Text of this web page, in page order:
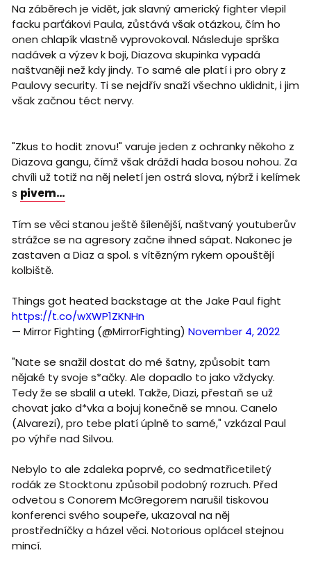
Na záběrech je vidět, jak slavný americký fighter vlepil
facku parťákovi Paula, zůstává však otázkou, čím ho
onen chlapík vlastně vyprovokoval. Následuje sprška
nadávek a výzev k boji, Diazova skupinka vypadá
naštvaněji než kdy jindy. To samé ale platí i pro obry z
Paulovy security. Ti se nejdřív snaží všechno uklidnit, i jim
však začnou téct nervy.
"Zkus to hodit znovu!" varuje jeden z ochranky někoho z
Diazova gangu, čímž však dráždí hada bosou nohou. Za
chvíli už totiž na něj neletí jen ostrá slova, nýbrž i kelímek
s pivem…
Tím se věci stanou ještě šílenější, naštvaný youtuberův
strážce se na agresory začne ihned sápat. Nakonec je
zastaven a Diaz a spol. s vítězným rykem opouštějí
kolbiště.
Things got heated backstage at the Jake Paul fight
https://t.co/wXWP1ZKNHn
— Mirror Fighting (@MirrorFighting) November 4, 2022
"Nate se snažil dostat do mé šatny, způsobit tam
nějaké ty svoje s*ačky. Ale dopadlo to jako vždycky.
Tedy že se sbalil a utekl. Takže, Diazi, přestaň se už
chovat jako d*vka a bojuj konečně se mnou. Canelo
(Alvarezi), pro tebe platí úplně to samé," vzkázal Paul
po výhře nad Silvou.
Nebylo to ale zdaleka poprvé, co sedmatřicetiletý
rodák ze Stocktonu způsobil podobný rozruch. Před
odvetou s Conorem McGregorem narušil tiskovou
konferenci svého soupeře, ukazoval na něj
prostředníčky a házel věci. Notorious oplácel stejnou
mincí.